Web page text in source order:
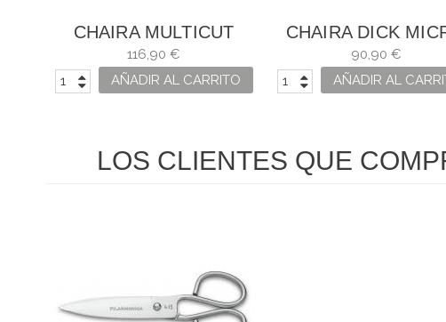
CHAIRA MULTICUT
DICK
116,90 €
AÑADIR AL CARRITO
CHAIRA DICK
90,90 €
AÑADIR AL
LOS CLIENTES QUE